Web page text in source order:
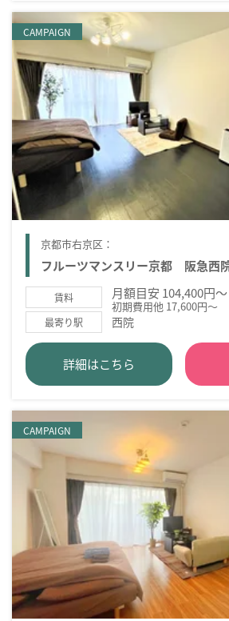
CAMPAIGN
京都市右京区：
フルーツマンスリー京都 阪急西
賃料 月額目安 104,400円～
初期費用他 17,600円～
最寄り駅 西院
詳細はこちら
CAMPAIGN